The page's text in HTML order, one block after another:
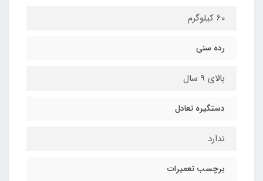
60 کیلوگرم
رده سنی
بالای 9 سال
دستگیره تعادل
ندارد
برچسب تعمیرات